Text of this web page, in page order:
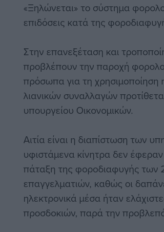
«Ξηλώνεται» το σύστημα
επιδόσεις κατά της
Στην επανεξέταση και
προβλέπουν την παροχή
πρόσωπα για τη
λιανικών συναλλαγών
υπουργείου Οικονομικών.
Αιτία είναι η διαπίστωση των
υφιστάμενα κίνητρα δεν
πάταξη της φοροδιαφυγής των
επαγγελματιών, καθώς οι
ηλεκτρονικά μέσα ήταν
προσδοκιών, παρά την